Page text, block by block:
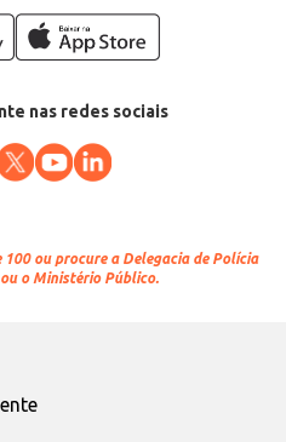
nas redes sociais
100 ou procure a Delegacia de Polícia
o Ministério Público.